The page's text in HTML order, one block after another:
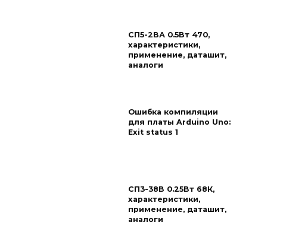
СП5-2ВА 0.5Вт 470,
характеристики,
применение, даташит,
аналоги
Ошибка компиляции
для платы Arduino Uno:
Exit status 1
СП3-38В 0.25Вт 68К,
характеристики,
применение, даташит,
аналоги